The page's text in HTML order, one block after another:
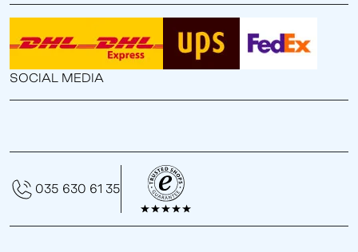
SOCIAL MEDIA
035 630 61 35